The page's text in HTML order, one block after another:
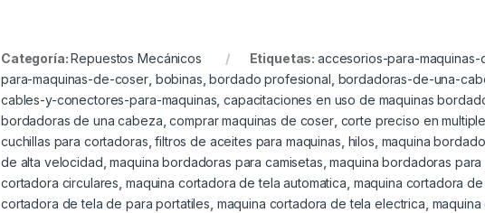
Categoría:Repuestos Mecánicos Etiquetas: accesorios-para-
para-maquinas-de-coser, bobinas ,bordado profesional bordadoras-de-una-
cables-y-conectores-para-maquinas ,capacitaciones en uso de maquinas
bordadoras de una cabeza ,comprar maquinas de coser, corte preciso en
cuchillas para cortadoras ,filtros de aceites para maquinas hilos maquina
de alta velocidad ,maquina bordadoras para camisetas ,maquina bordadoras
cortadora circulares maquina cortadora de tela automatica maquina cortadora
cortadora de tela de para portatiles maquina cortadora de tela electrica